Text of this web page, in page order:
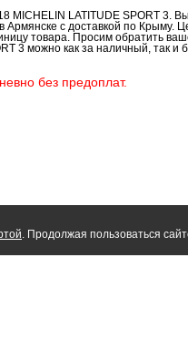
MICHELIN LATITUDE SPORT 3.
в Армянске с доставкой по Крыму.
товара. Просим обратить
3 можно как за наличный, так и
без предоплат.
. Продолжая пользоваться